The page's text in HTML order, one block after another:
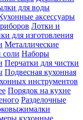
для воды
аксессуары
Лотки и
для изготовления
Металлические
соли Наборы
Перчатки для чистки
Подвесная кухонная
инструментов
Порядок на кухне
Разделочные
кухонные